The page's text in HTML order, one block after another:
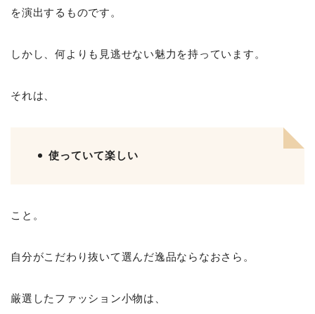
を演出するものです。
しかし、何よりも見逃せない魅力を持っています。
それは、
使っていて楽しい
こと。
自分がこだわり抜いて選んだ逸品ならなおさら。
厳選したファッション小物は、